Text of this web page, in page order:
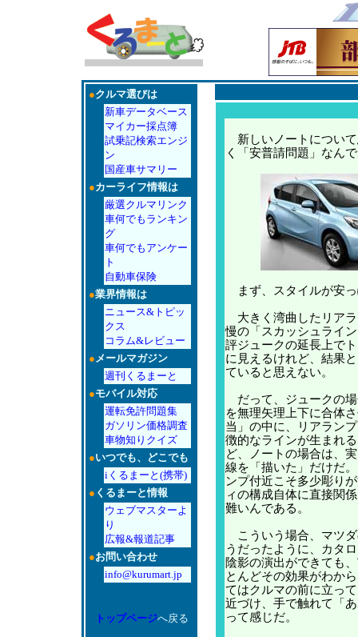
●クルマ選びは
新車データベース
マイカー採点簿
試乗記検索エンジ
ン
国産車サマリー
●カーライフ情報は
厳選クルマリンク
車何でもランキン
グ
車何でもアンケー
ト
自動車保険
●業界情報は
ニュース&トピッ
クス
コラム&レビュー
●メールマガジン
週刊くるまーと
●モバイル対応
運転免許問題集
ガソリン価格調査
車物知りクイズ
●いつでも、どこでも
iくるまーと(携帯)
● くるまーと情報
ウェブマスターよ
り
広報&報道記事
●お問い合わせ
info@kurumart.jp
トップページへ戻る
新しいノートについ
く「安普請問題」なん
まず、スタイルが安
大きく湾曲したリア
慢の「スカッシュライ
評ジュークの延長上で
に見えるけれど、結果
ていると思えない。
だって、ジュークの
を無理矢理上下に合体
当」の中に、リアラン
徴的なラインが生まれ
ど、ノートの場合は、
線を「描いた」だけだ
ンプ付近こそ多少彫り
ィの構成自体に直接関
難いんである。
こういう場合、マツ
うだったように、カタ
陰影の演出ができても
とんどその効果がわか
てはクルマの前に立っ
近づけ、手で触れて「
って感じだ。